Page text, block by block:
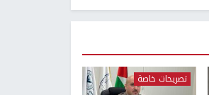
تصريحات خاصة